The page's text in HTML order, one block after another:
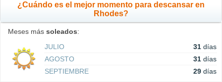
¿Cuándo es el mejor momento para descansar en
Rhodes?
Meses más soleados:
JULIO
31 días
AGOSTO
31 días
SEPTIEMBRE
29 días